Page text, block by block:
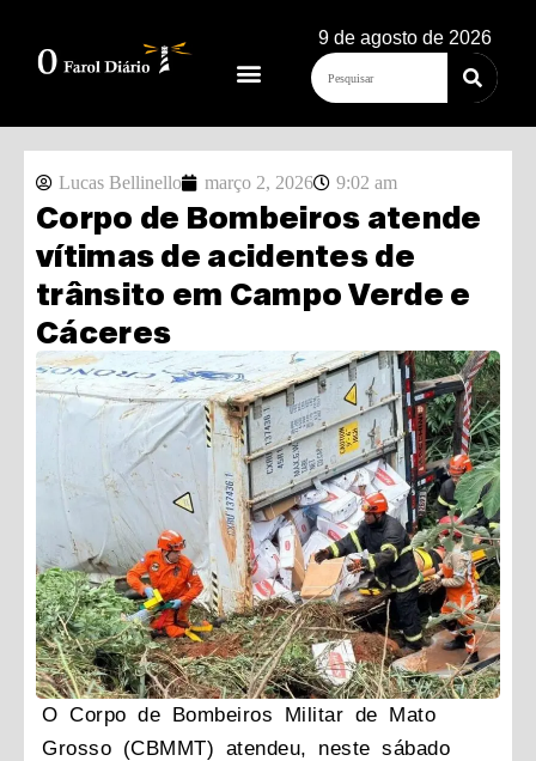
9 de agosto de 2026
Lucas Bellinello março 2, 2026 9:02 am
Corpo de Bombeiros atende
vítimas de acidentes de
trânsito em Campo Verde e
Cáceres
O Corpo de Bombeiros Militar de Mato
Grosso (CBMMT) atendeu, neste sábado